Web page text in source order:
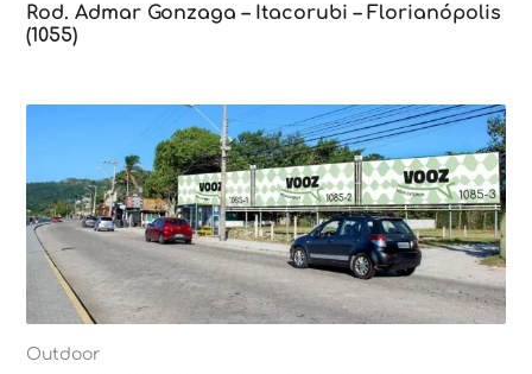
Rod. Admar Gonzaga – Itacorubi – Florianópolis
(1055)
Outdoor